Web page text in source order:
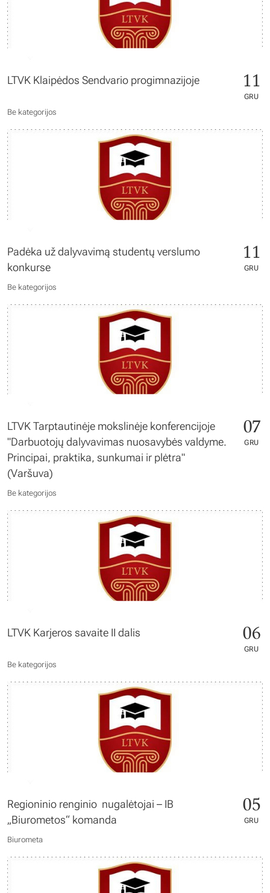
LTVK Klaipėdos Sendvario progimnazijoje 11
GRU
Be kategorijos
Padėka už dalyvavimą studentų verslumo
konkurse
11
GRU
Be kategorijos
LTVK Tarptautinėje mokslinėje konferencijoje
"Darbuotojų dalyvavimas nuosavybės valdyme.
Principai, praktika, sunkumai ir plėtra"
(Varšuva)
07
GRU
Be kategorijos
LTVK Karjeros savaite II dalis 06
GRU
Be kategorijos
Regioninio renginio nugalėtojai – IB
„Biurometos“ komanda
05
GRU
Biurometa